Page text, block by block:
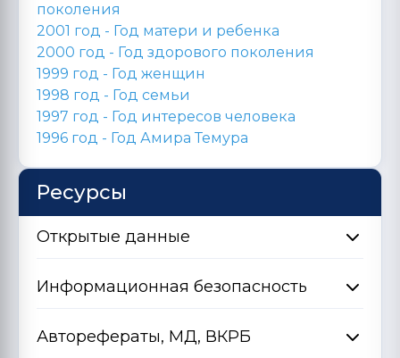
поколения
2001 год - Год матери и ребенка
2000 год - Год здорового поколения
1999 год - Год женщин
1998 год - Год семьи
1997 год - Год интересов человека
1996 год - Год Амира Темура
Ресурсы
Открытые данные
Информационная безопасность
Авторефераты, МД, ВКРБ